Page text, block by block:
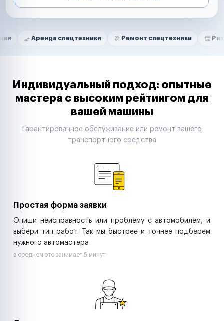
Нам доверяют
спецтехники Ремонт спецтехники Ритейл-сети
Маркетплейсы
Таксопарки
Автодилеры
Строительные компании
Аренда спецтехники
Индивидуальный подход: опытные
мастера с высоким рейтингом для
вашей машины
Гарантированное обслуживание или ремонт вашего
транспортного средства
Простая форма заявки
Опиши неисправность или проблему с автомобилем, и
выбери тип работ. Так мы быстрее и точнее подберем
нужного автомастера
в среднем это занимает 5 минут